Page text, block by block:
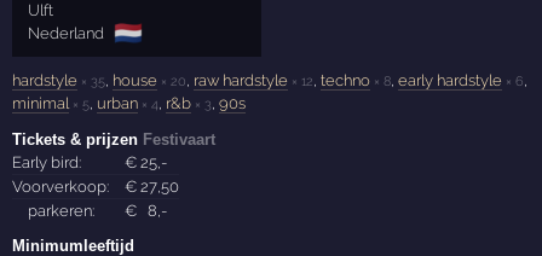
Ulft
Nederland 🇳🇱
hardstyle × 35, house × 20, raw hardstyle × 12,techno × 8,early hardstyle × 6,
minimal × 5, urban × 4, r&b × 3,90s
Tickets & prijzen Festivaart
Early bird:
€25 ,-
Voorverkoop:
€27 ,50
parkeren:
€ 8 ,-
Minimumleeftijd